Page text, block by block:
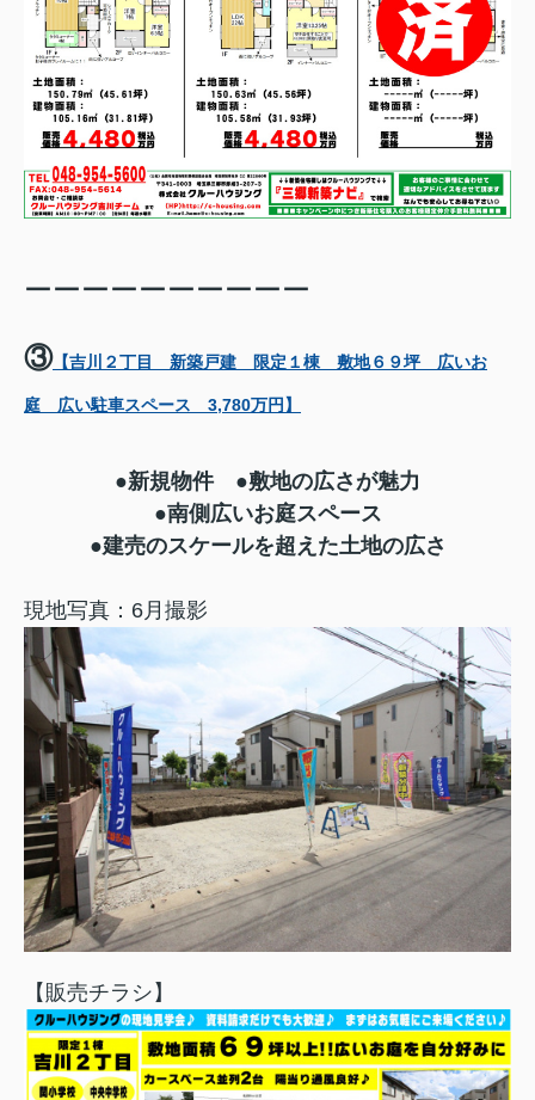
ーーーーーーーーーー
③【吉川２丁目 新築戸建 限定１棟 敷地６９坪 広いお
庭 広い駐車スペース 3,780万円】
●新規物件 ●敷地の広さが魅力
●南側広いお庭スペース
●建売のスケールを超えた土地の広さ
現地写真：6月撮影
【販売チラシ】